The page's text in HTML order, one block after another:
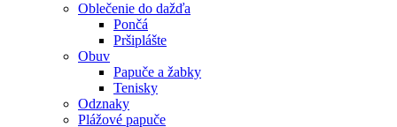
Oblečenie do dažďa
Pončá
Pršiplášte
Obuv
Papuče a žabky
Tenisky
Odznaky
Plážové papuče